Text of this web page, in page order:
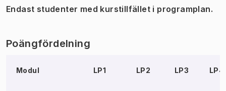
Endast studenter med kurstillfället i programplan.
Poängfördelning
Modul LP1 LP2 LP3 LP4